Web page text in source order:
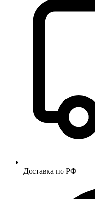
Доставка по РФ